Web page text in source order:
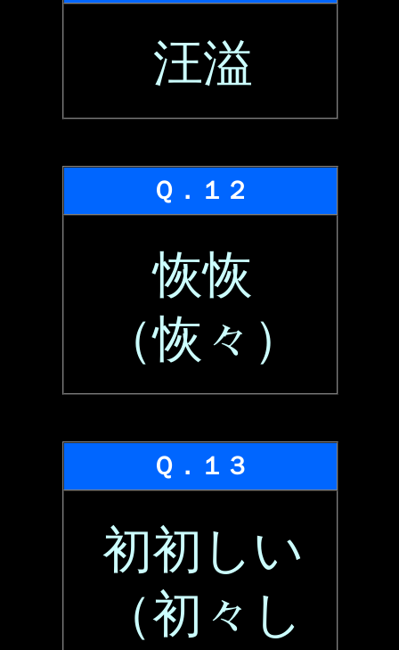
汪溢
Ｑ．１２
恢恢
（恢々）
Ｑ．１３
初初しい
（初々し